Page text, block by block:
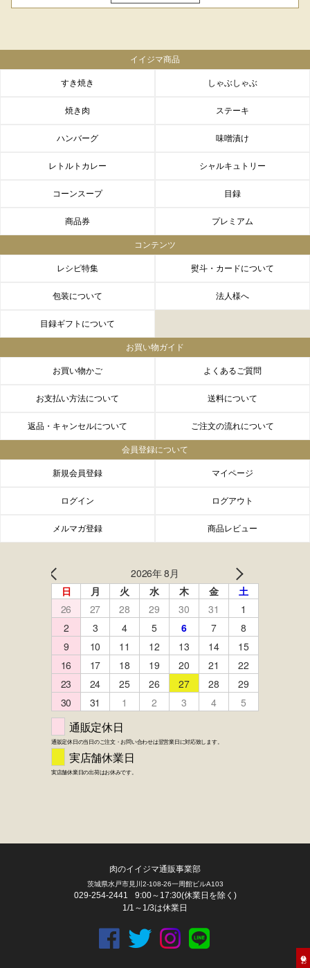
イイジマ商品
すき焼き しゃぶしゃぶ
焼き肉 ステーキ
ハンバーグ 味噌漬け
レトルトカレー シャルキュトリー
コーンスープ 目録
商品券 プレミアム
コンテンツ
レシピ特集 熨斗・カードについて
包装について 法人様へ
目録ギフトについて
お買い物ガイド
お買い物かご よくあるご質問
お支払い方法について 送料について
返品・キャンセルについて ご注文の流れについて
会員登録について
新規会員登録 マイページ
ログイン ログアウト
メルマガ登録 商品レビュー
肉のイイジマ通販事業部
茨城県水戸市見川2-108-26一周館ビルA103
029-254-2441
9:00～17:30(休業日を除く)
1/1～1/3は休業日